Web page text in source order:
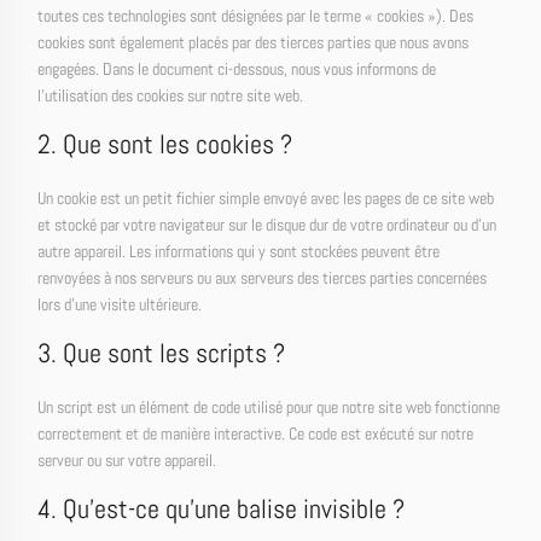
toutes ces technologies sont désignées par le terme « cookies »). Des
cookies sont également placés par des tierces parties que nous avons
engagées. Dans le document ci-dessous, nous vous informons de
l’utilisation des cookies sur notre site web.
2. Que sont les cookies ?
Un cookie est un petit fichier simple envoyé avec les pages de ce site web
et stocké par votre navigateur sur le disque dur de votre ordinateur ou d’un
autre appareil. Les informations qui y sont stockées peuvent être
renvoyées à nos serveurs ou aux serveurs des tierces parties concernées
lors d’une visite ultérieure.
3. Que sont les scripts ?
Un script est un élément de code utilisé pour que notre site web fonctionne
correctement et de manière interactive. Ce code est exécuté sur notre
serveur ou sur votre appareil.
4. Qu’est-ce qu’une balise invisible ?